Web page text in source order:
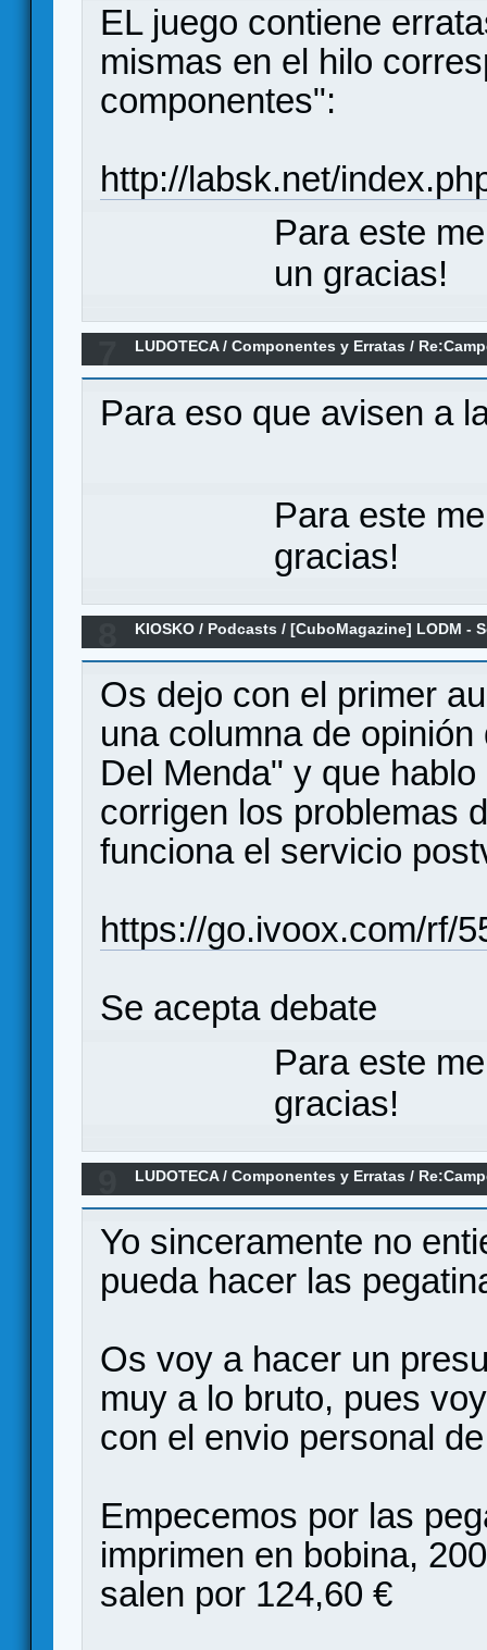
EL juego contiene
mismas en el hilo
componentes":
http://labsk.net/
Para este
un gracias!
LUDOTECA/Componentes y Erratas /
Ediciones MasQueOca - Erratas y
Para eso que avisen a
Para este
gracias!
KIOSKO / Podcasts /[CuboMagazine] LODM -
Os dejo con el primer
una columna de
Del Menda" y que
corrigen los problemas
funciona el servicio
https://go.ivoox.com/rf/
Se acepta debate
Para este
gracias!
LUDOTECA/Componentes y Erratas /
Yo sinceramente no
pueda hacer las
Os voy a hacer un
muy a lo bruto, pues
con el envio personal
Empecemos por las
imprimen en bobina,
salen por 124,60 €